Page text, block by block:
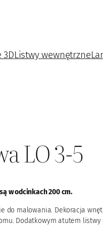
3DListwy wewnętrzne
LO 3-5
w odcinkach 200 cm.
do malowania. Dekoracja
Dodatkowym atutem